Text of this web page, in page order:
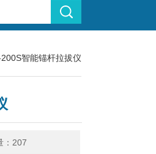
智能锚杆拉拔仪
：207